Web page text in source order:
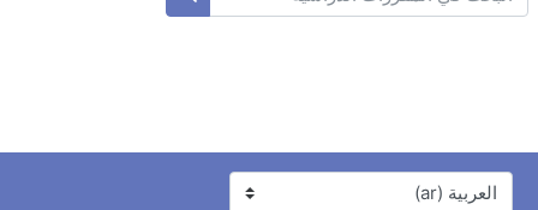
البحث في المقررات